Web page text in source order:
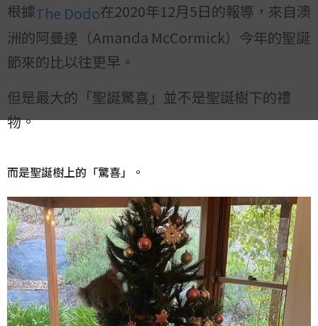
根據The Dodo在2020年12月5日的報導，來自澳
洲的阿曼達（Amanda McCormick）今年的聖誕
節來的比以往更早。
但是最大的「聖誕驚喜」並不是聖誕樹下的禮
物。
而是聖誕樹上的「驚喜」。